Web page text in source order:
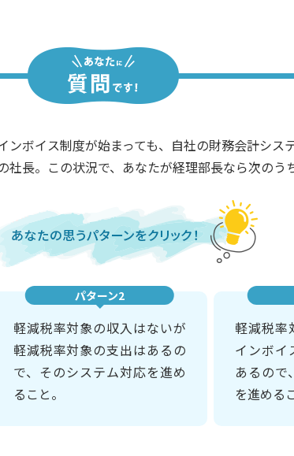
ンボイス制度が始まっても、自社の財務会計シス
社長。この状況で、あなたが経理部長なら次のう
パターン2
軽減税率対象の収入はないが
軽減税率対象の支出はあるの
で、そのシステム対応を進め
ること。
軽減税率
インボイ
あるので
を進める